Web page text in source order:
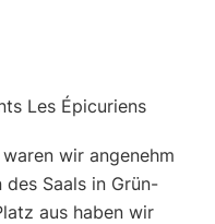
wir angenehm
Saals in Grün-
aus haben wir